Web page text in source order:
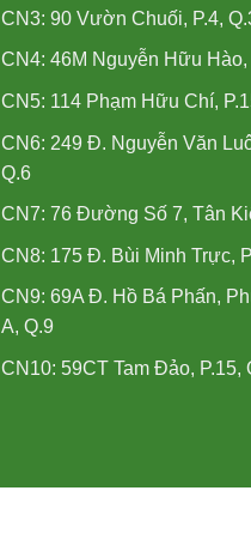
CN3: 90 Vườn Chuối, P.4,
CN4: 46M Nguyễn Hữu Hào,
CN5: 114 Phạm Hữu Chí,
CN6: 249 Đ. Nguyễn Văn
Q.6
CN7: 76 Đường Số 7, Tân
CN8: 175 Đ. Bùi Minh Trực,
CN9: 69A Đ. Hồ Bá Phấn,
A, Q.9
CN10: 59CT Tam Đảo, P.15,